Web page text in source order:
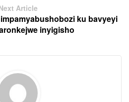
Article
ku bavyeyi
inyigisho